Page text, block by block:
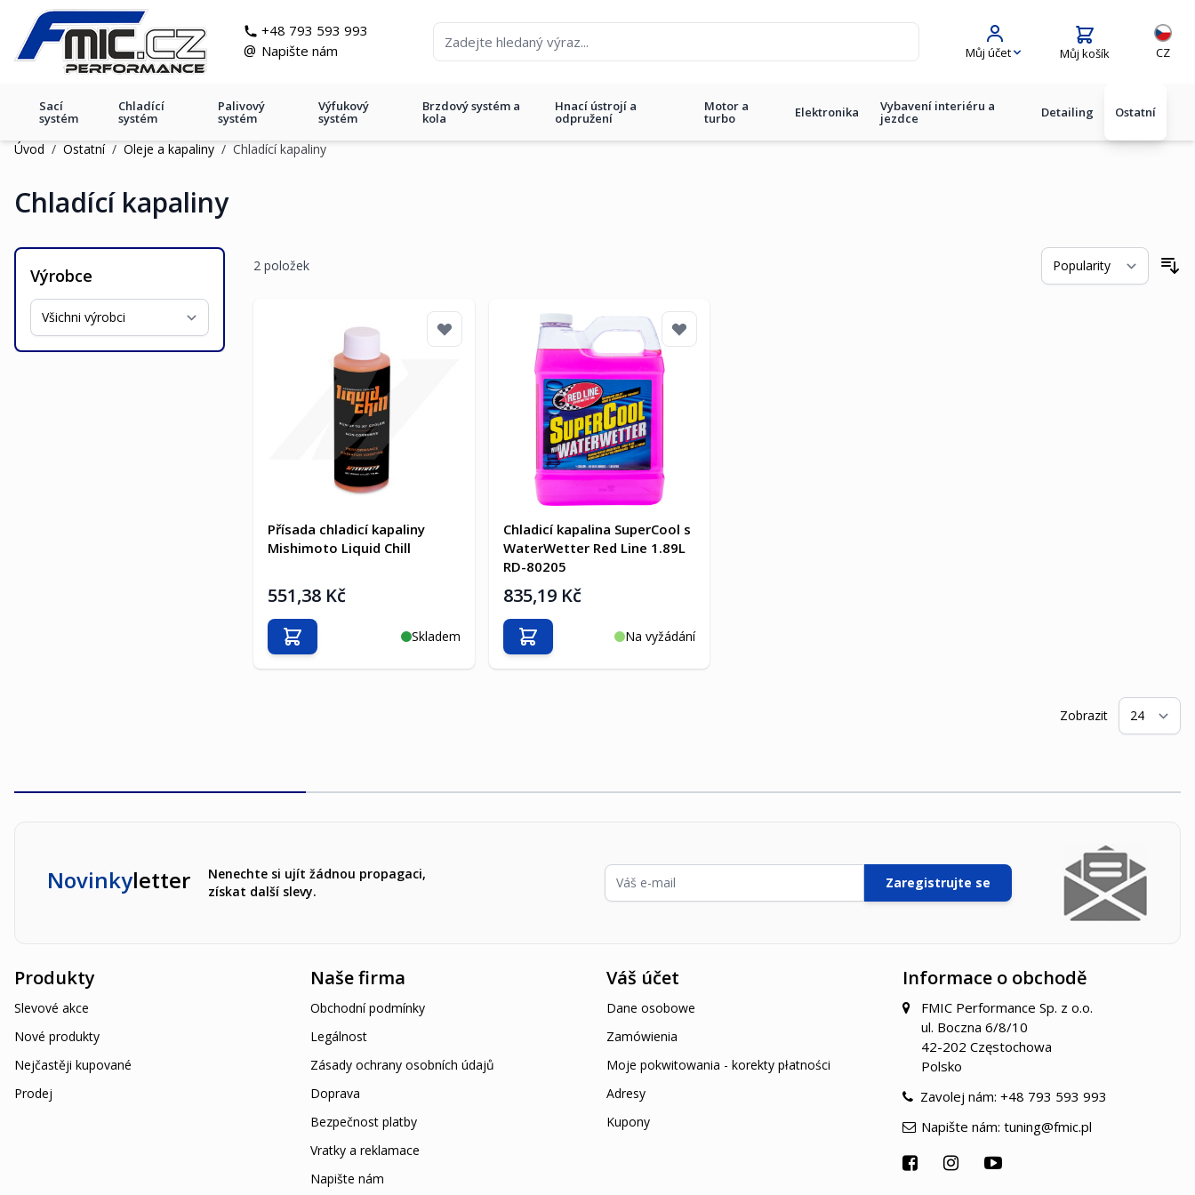
Přejít na obsah
+48 793 593 993
@ Napište nám Můj účet Můj košík
Jazyk
CZ
Sací
systém
Chladící
systém
Palivový
systém
Výfukový
systém
Brzdový systém a
kola
Hnací ústrojí a
odpružení
Motor a
turbo Elektronika Vybavení interiéru a
jezdce Detailing Ostatní
Úvod / Ostatní / Oleje a kapaliny / Chladící kapaliny
Chladící kapaliny
Výrobce 2položek
Přísada chladicí kapaliny
Mishimoto Liquid Chill
551,38 Kč
Skladem
Přidat do košíku
Chladicí kapalina SuperCool s
WaterWetter Red Line 1.89L
RD-80205
835,19 Kč
Na vyžádání
Přidat do košíku
Zobrazit
Novinkyletter
Nenechte si ujít žádnou propagaci,
získat další slevy.
E-mailová adresa
Zaregistrujte se
Informace o obchodě
FMIC Performance Sp. z o.o.
ul. Boczna 6/8/10
42-202 Częstochowa
Polsko
Zavolej nám: +48 793 593 993
Napište nám: tuning@fmic.pl
Produkty
Slevové akce
Nové produkty
Nejčastěji kupované
Prodej
Naše firma
Obchodní podmínky
Legálnost
Zásady ochrany osobních údajů
Doprava
Bezpečnost platby
Vratky a reklamace
Napište nám
Váš účet
Dane osobowe
Zamówienia
Moje pokwitowania - korekty płatności
Adresy
Kupony